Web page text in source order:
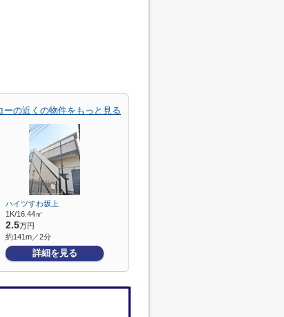
ーの近くの物件をもっと見る
ハイツすわ坂上
1K/16.44㎡
2.5万円
約141m／2分
詳細を見る